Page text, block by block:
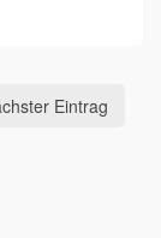
Eintrag